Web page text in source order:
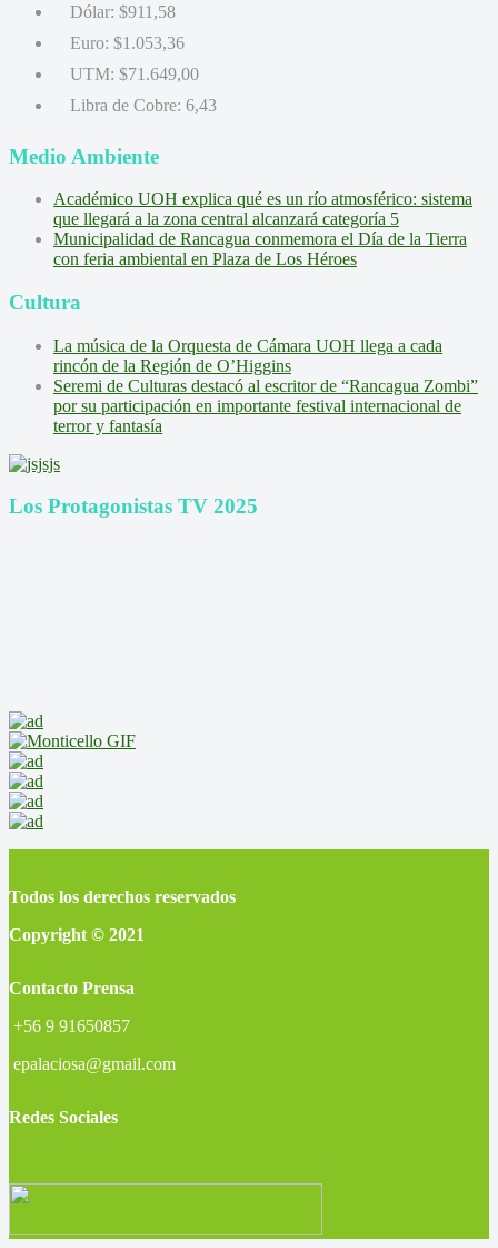
Dólar: $911,58
Euro: $1.053,36
UTM: $71.649,00
Libra de Cobre: 6,43
Medio Ambiente
Académico UOH explica qué es un río atmosférico: sistema
que llegará a la zona central alcanzará categoría 5
Municipalidad de Rancagua conmemora el Día de la Tierra
con feria ambiental en Plaza de Los Héroes
Cultura
La música de la Orquesta de Cámara UOH llega a cada
rincón de la Región de O’Higgins
Seremi de Culturas destacó al escritor de “Rancagua Zombi”
por su participación en importante festival internacional de
terror y fantasía
Los Protagonistas TV 2025
Todos los derechos reservados
Copyright © 2021
Contacto Prensa
+56 9 91650857
epalaciosa@gmail.com
Redes Sociales